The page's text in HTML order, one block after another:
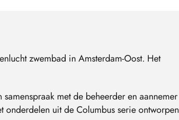
zwembad in Amsterdam-Oost. Het
met de beheerder en aannemer
uit de Columbus serie ontworpen